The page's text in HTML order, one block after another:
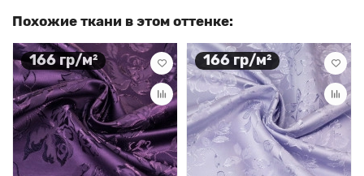
Похожие ткани в этом оттенке:
166 гр/м² 166 гр/м²